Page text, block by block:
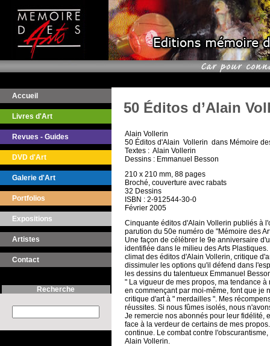
Accueil
Livres d'Art
Revues - Guides
DVD d'Art
Galerie d'Art
Portfolios
Expositions
Artistes
Contact
Recherche
50 Éditos d’Alain
Alain Vollerin
50 Éditos d'Alain Vollerin dans Mémoire
Textes : Alain Vollerin
Dessins : Emmanuel Besson
210 x 210 mm, 88 pages
Broché, couverture avec rabats
32 Dessins
ISBN : 2-912544-30-0
Février 2005
Cinquante éditos d'Alain Vollerin publiés à
parution du 50e numéro de "Mémoire des
Une façon de célébrer le 9e anniversaire
identifiée dans le milieu des Arts
climat des éditos d'Alain Vollerin, critique
dissimuler les options qu'il défend dans
les dessins du talentueux Emmanuel
" La vigueur de mes propos, ma tendance
en commençant par moi-même, font que je
critique d'art à " merdailles ". Mes
réussites. Si nous fûmes isolés, nous
Je remercie nos abonnés pour leur fidélité,
face à la verdeur de certains de mes
continue. Le combat contre
Alain Vollerin.